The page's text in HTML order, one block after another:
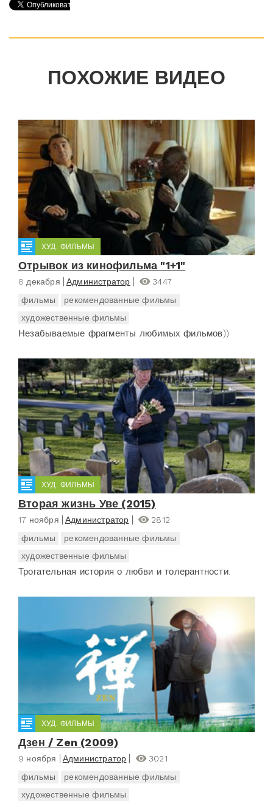
ПОХОЖИЕ ВИДЕО
ХУД. ФИЛЬМЫ
Отрывок из кинофильма "1+1"
8 декабря Администратор
3447
фильмы
рекомендованные фильмы
художественные фильмы
Незабываемые фрагменты любимых фильмов))
ХУД. ФИЛЬМЫ
Вторая жизнь Уве (2015)
17 ноября Администратор
2812
фильмы
рекомендованные фильмы
художественные фильмы
Трогательная история о любви и толерантности.
ХУД. ФИЛЬМЫ
Дзен / Zen (2009)
9 ноября Администратор
3021
фильмы
рекомендованные фильмы
художественные фильмы